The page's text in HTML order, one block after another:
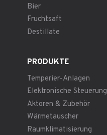
Bier
Fruchtsaft
Destillate
PRODUKTE
Temperier-Anlagen
Elektronische Steuerung
Aktoren & Zubehör
Wärmetauscher
Raumklimatisierung